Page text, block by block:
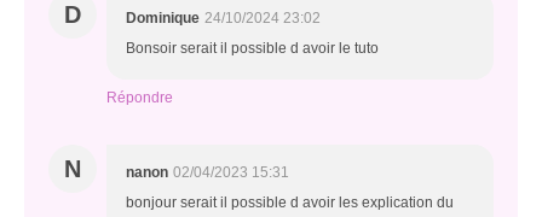
D Dominique 24/10/2024 23:02
Bonsoir serait il possible d avoir le tuto
Répondre
N nanon 02/04/2023 15:31
bonjour serait il possible d avoir les explication du